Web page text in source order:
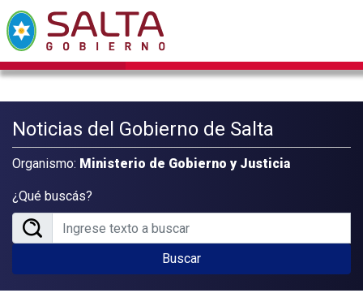
Noticias del Gobierno de Salta
Organismo: Ministerio de Gobierno y Justicia
¿Qué buscás?
Buscar